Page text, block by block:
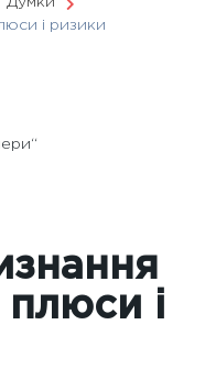
і ризики
плюси і